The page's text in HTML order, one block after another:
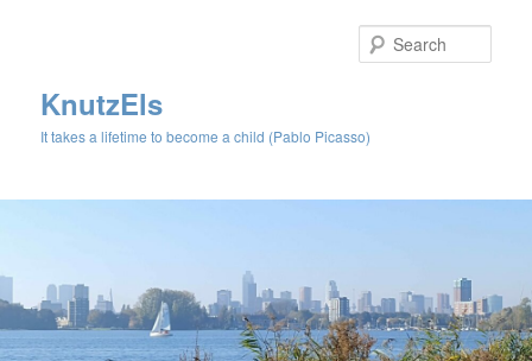
KnutzEls
It takes a lifetime to become a child (Pablo Picasso)